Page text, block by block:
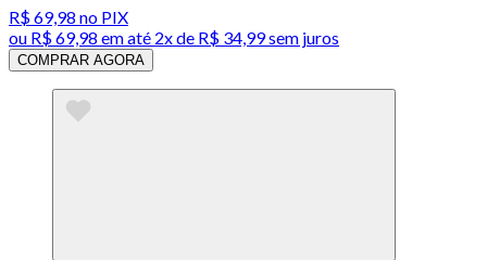
R$ 69,98 no PIX
ou R$ 69,98 em até 2x de R$ 34,99 sem juros
COMPRAR AGORA